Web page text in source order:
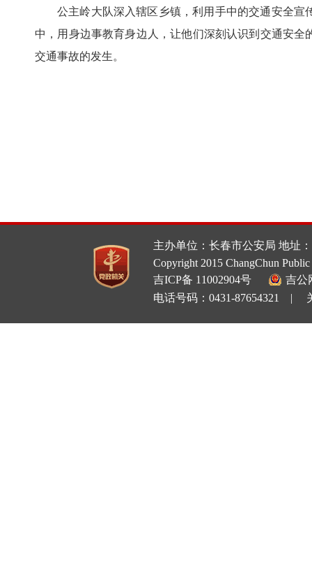
公主岭大队深入辖区乡镇，利用手中的交通安全
中，用身边事教育身边人，让他们深刻认识到交通安
交通事故的发生。
主办单位：长春市公安局 地址
Copyright 2015 ChangChun
吉ICP备 11002904号
吉公
电话号码：0431-87654321 |